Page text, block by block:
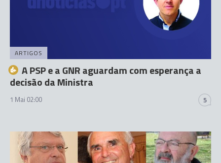
ARTIGOS
A PSP e a GNR aguardam com esperança a
decisão da Ministra
1 Mai 02:00 5